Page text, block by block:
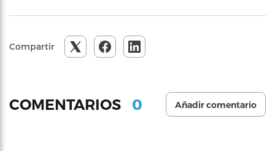
Compartir
COMENTARIOS 0 Añadir comentario